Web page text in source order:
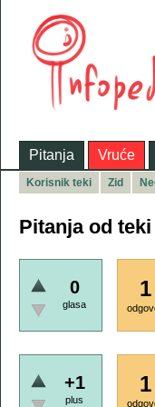
Pitanja Vruće
Korisnik teki Zid
Pitanja od teki
0
glasa
1
+1
plus
1